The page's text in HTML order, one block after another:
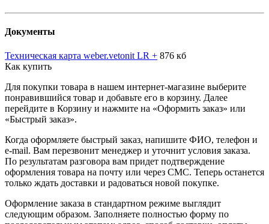
Документы
Техническая карта weber.vetonit LR + 876 кб
Как купить
Для покупки товара в нашем интернет-магазине выберите
понравившийся товар и добавьте его в корзину. Далее
перейдите в Корзину и нажмите на «Оформить заказ» или
«Быстрый заказ».
Когда оформляете быстрый заказ, напишите ФИО, телефон и
e-mail. Вам перезвонит менеджер и уточнит условия заказа.
По результатам разговора вам придет подтверждение
оформления товара на почту или через СМС. Теперь останется
только ждать доставки и радоваться новой покупке.
Оформление заказа в стандартном режиме выглядит
следующим образом. Заполняете полностью форму по